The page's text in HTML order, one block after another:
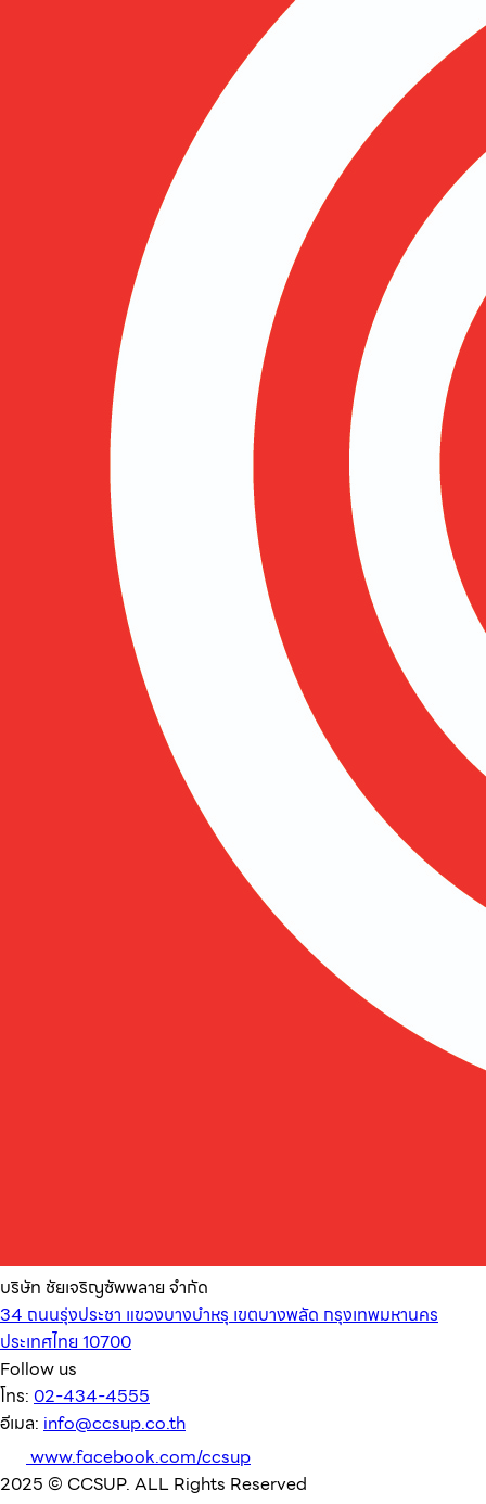
บริษัท ชัยเจริญซัพพลาย จำกัด
34 ถนนรุ่งประชา แขวงบางบำหรุ เขตบางพลัด กรุงเทพมหานคร
ประเทศไทย 10700
Follow us
โทร: 02-434-4555
อีเมล: info@ccsup.co.th
www.facebook.com/ccsup
2025 © CCSUP. ALL Rights Reserved